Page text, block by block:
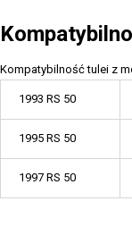
Kompatybilność tulei z
1993 RS 50
1995 RS 50
1997 RS 50